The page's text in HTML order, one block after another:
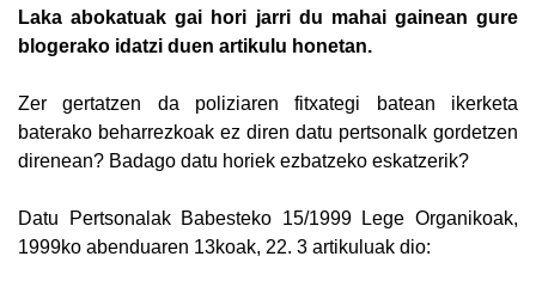
Laka abokatuak gai hori jarri du mahai gainean gure
blogerako idatzi duen artikulu honetan.
Zer gertatzen da poliziaren fitxategi batean ikerketa
baterako beharrezkoak ez diren datu pertsonalk gordetzen
direnean? Badago datu horiek ezbatzeko eskatzerik?
Datu Pertsonalak Babesteko 15/1999 Lege Organikoak,
1999ko abenduaren 13koak, 22. 3 artikuluak dio: